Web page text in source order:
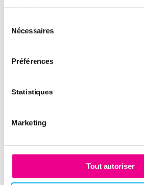
Nécessaires
Préférences
Statistiques
Marketing
Tout autoriser
Cas client précédent